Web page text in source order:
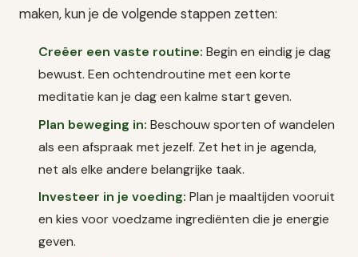
maken, kun je de volgende stappen zetten:
Creëer een vaste routine: Begin en eindig je dag
bewust. Een ochtendroutine met een korte
meditatie kan je dag een kalme start geven.
Plan beweging in: Beschouw sporten of wandelen
als een afspraak met jezelf. Zet het in je agenda,
net als elke andere belangrijke taak.
Investeer in je voeding: Plan je maaltijden vooruit
en kies voor voedzame ingrediënten die je energie
geven.